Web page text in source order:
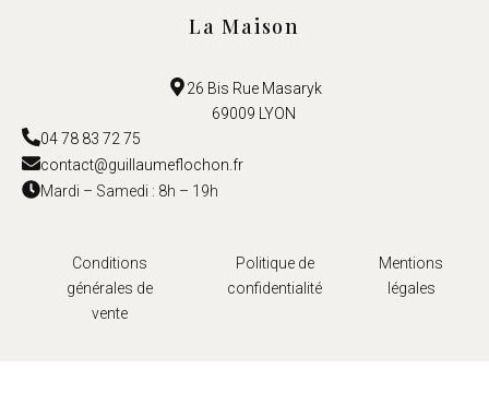
La Maison
26 Bis Rue Masaryk
69009 LYON
04 78 83 72 75
contact@guillaumeflochon.fr
Mardi – Samedi : 8h – 19h
Conditions
générales de
vente
Politique de
confidentialité
Mentions
légales